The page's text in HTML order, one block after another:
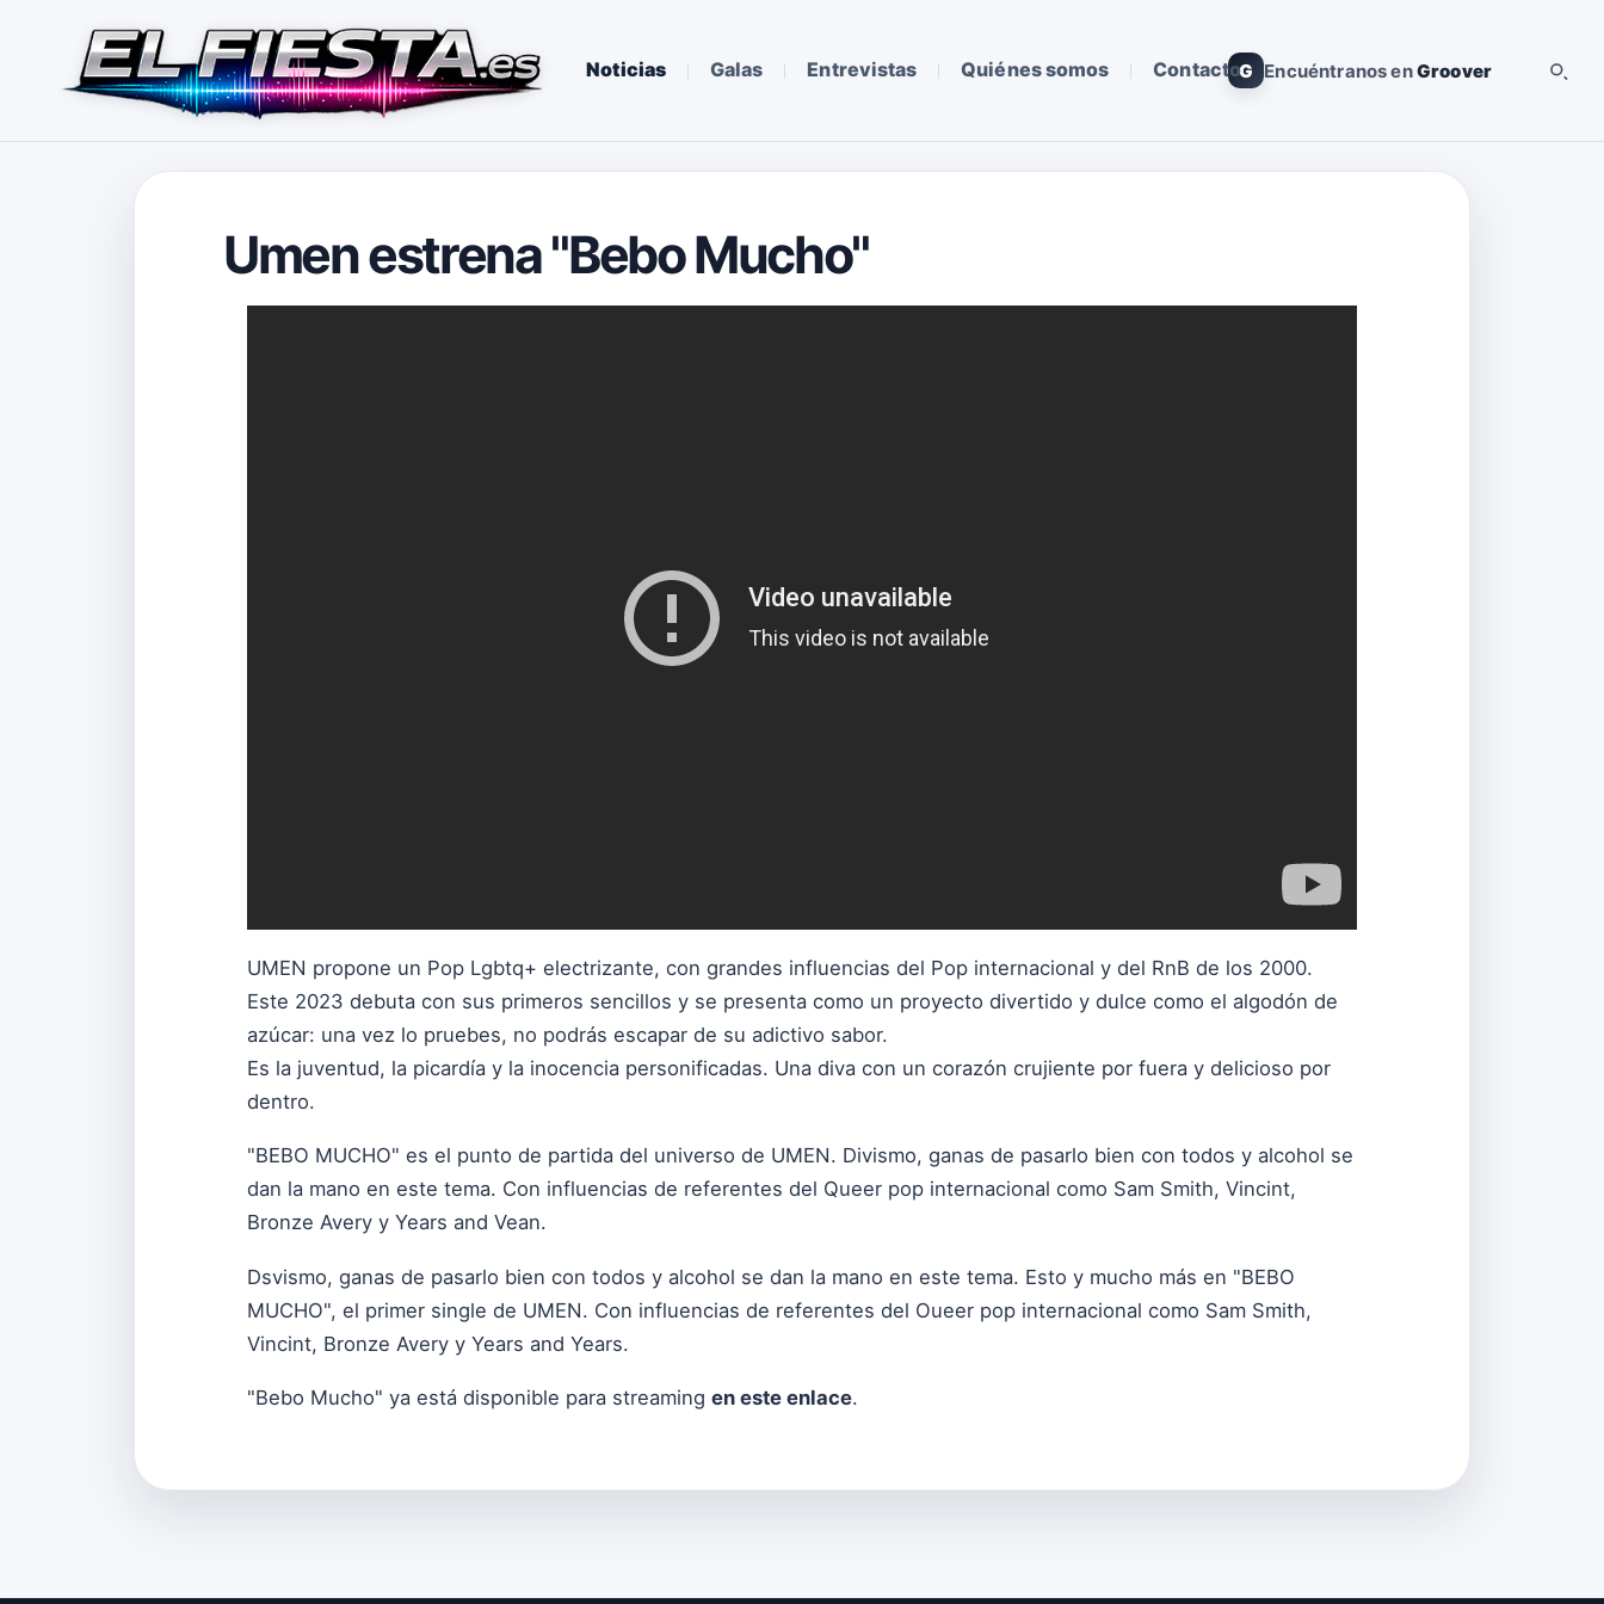
Noticias Galas Entrevistas Quiénes somos ContactoG Encuéntranos enGroover
Umen estrena "Bebo Mucho"
UMEN propone un Pop Lgbtq+ electrizante, con grandes influencias del Pop internacional y del RnB de los 2000.
Este 2023 debuta con sus primeros sencillos y se presenta como un proyecto divertido y dulce como el algodón de
azúcar: una vez lo pruebes, no podrás escapar de su adictivo sabor.
Es la juventud, la picardía y la inocencia personificadas. Una diva con un corazón crujiente por fuera y delicioso por
dentro.
"BEBO MUCHO" es el punto de partida del universo de UMEN. Divismo, ganas de pasarlo bien con todos y alcohol se
dan la mano en este tema. Con influencias de referentes del Queer pop internacional como Sam Smith, Vincint,
Bronze Avery y Years and Vean.
Dsvismo, ganas de pasarlo bien con todos y alcohol se dan la mano en este tema. Esto y mucho más en "BEBO
MUCHO", el primer single de UMEN. Con influencias de referentes del Oueer pop internacional como Sam Smith,
Vincint, Bronze Avery y Years and Years.
"Bebo Mucho" ya está disponible para streaming en este enlace.